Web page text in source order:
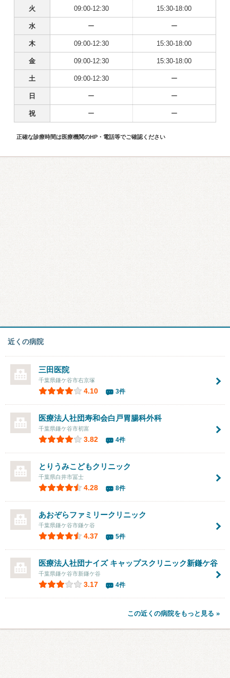
火 09:00-12:30 15:30-18:00
水 ー ー
木 09:00-12:30 15:30-18:00
金 09:00-12:30 15:30-18:00
土 09:00-12:30 ー
日 ー ー
祝 ー ー
正確な診療時間は医療機関のHP・電話等でご確認ください
近くの病院
三田医院
千葉県鎌ケ谷市右京塚
4.10 3件
医療法人社団寿和会白戸胃腸科外科
千葉県鎌ケ谷市初富
3.82 4件
とりうみこどもクリニック
千葉県白井市冨士
4.28 8件
あおぞらファミリークリニック
千葉県鎌ケ谷市鎌ケ谷
4.37 5件
医療法人社団ナイズ キャップスクリニック新鎌ケ谷
千葉県鎌ケ谷市新鎌ケ谷
3.17 4件
この近くの病院をもっと見る »